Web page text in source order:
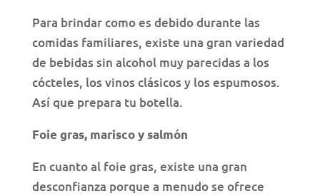
Para brindar como es debido durante las
comidas familiares, existe una gran variedad
de bebidas sin alcohol muy parecidas a los
cócteles, los vinos clásicos y los espumosos.
Así que prepara tu botella.
Foie gras, marisco y salmón
En cuanto al foie gras, existe una gran
desconfianza porque a menudo se ofrece